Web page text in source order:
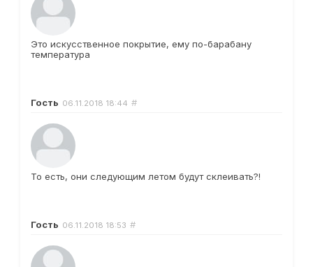
Это искусственное покрытие, ему по-барабану
температура
Гость 06.11.2018 18:44 #
То есть, они следующим летом будут склеивать?!
Гость 06.11.2018 18:53 #